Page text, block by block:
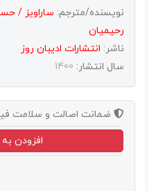
نویسنده/مترجم: ساراویز /
رحیمیان
ناشر: انتشارات اديبان روز
سال انتشار: 1400
ضمانت اصالت و سلامت
افزودن